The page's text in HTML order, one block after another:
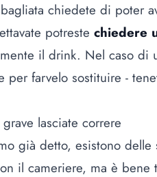
chiedete di poter
potreste chiedere
il drink. Nel caso di
per farvelo sostituire -
lasciate correre
già detto, esistono
il cameriere, ma è bene